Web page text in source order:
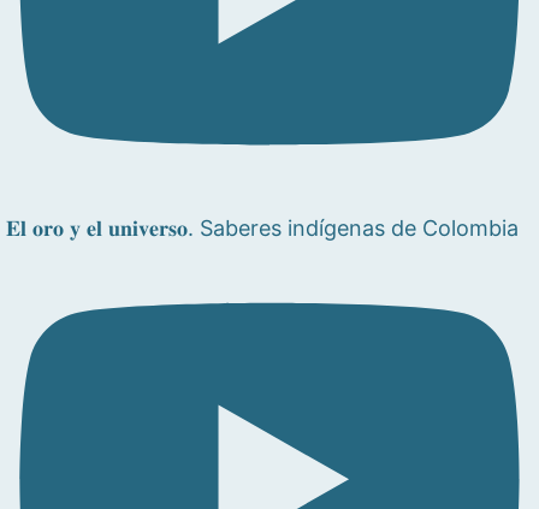
𝐄𝐥 𝐨𝐫𝐨 𝐲 𝐞𝐥 𝐮𝐧𝐢𝐯𝐞𝐫𝐬𝐨. Saberes indígenas de Colombia